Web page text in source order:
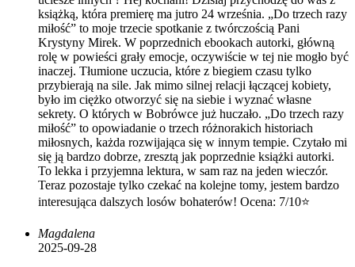
książką, która premierę ma jutro 24 września. „Do trzech razy
miłość” to moje trzecie spotkanie z twórczością Pani
Krystyny Mirek. W poprzednich ebookach autorki, główną
rolę w powieści grały emocje, oczywiście w tej nie mogło być
inaczej. Tłumione uczucia, które z biegiem czasu tylko
przybierają na sile. Jak mimo silnej relacji łączącej kobiety,
było im ciężko otworzyć się na siebie i wyznać własne
sekrety. O których w Bobrówce już huczało. „Do trzech razy
miłość” to opowiadanie o trzech różnorakich historiach
miłosnych, każda rozwijająca się w innym tempie. Czytało mi
się ją bardzo dobrze, zresztą jak poprzednie książki autorki.
To lekka i przyjemna lektura, w sam raz na jeden wieczór.
Teraz pozostaje tylko czekać na kolejne tomy, jestem bardzo
interesująca dalszych losów bohaterów! Ocena: 7/10⭐️
Magdalena
2025-09-28